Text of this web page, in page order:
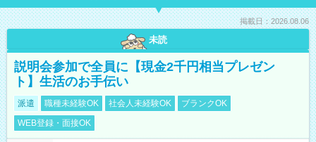
掲載日：2026.08.06
未読
説明会参加で全員に【現金2千円相当プレゼン
ト】生活のお手伝い
派遣 職種未経験OK 社会人未経験OK
ブランクOK
WEB登録・面接OK